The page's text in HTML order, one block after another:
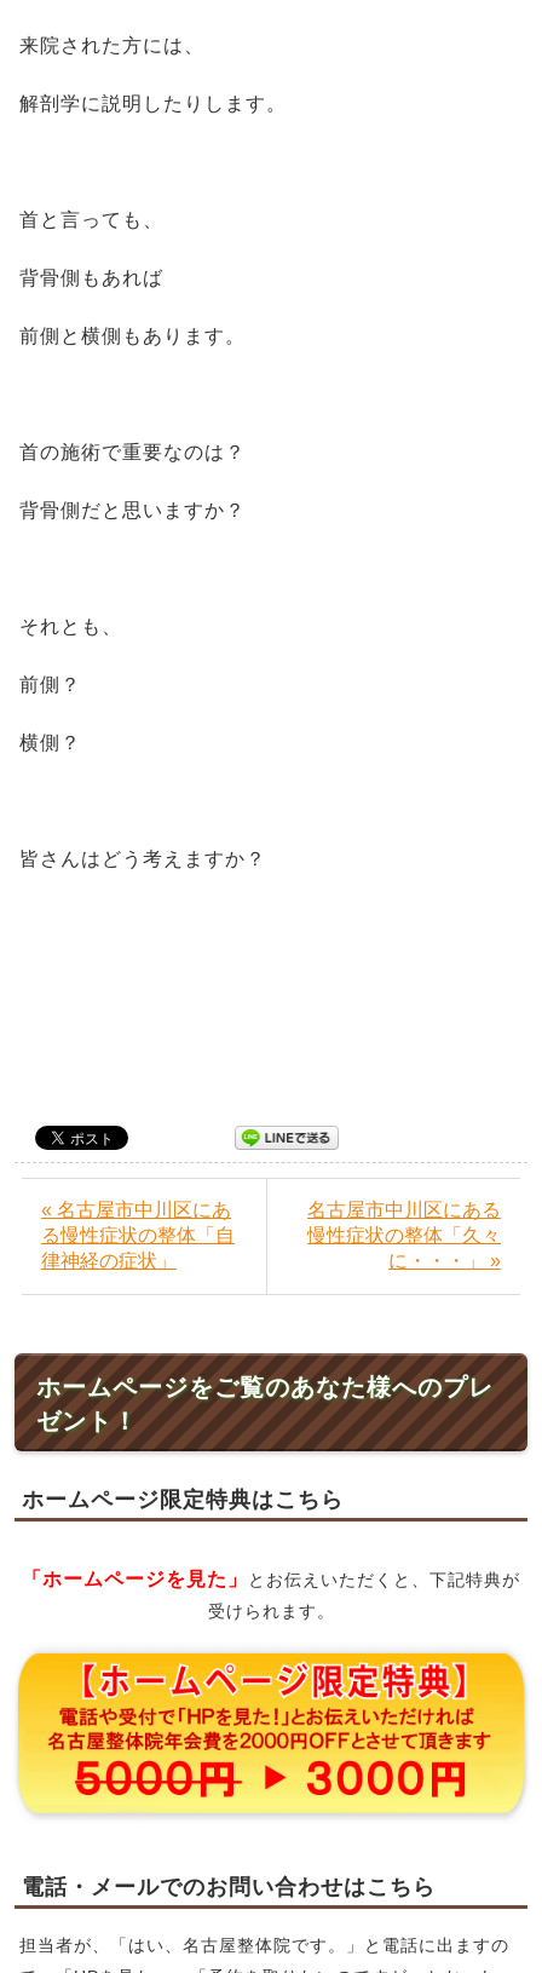
来院された方には、
解剖学に説明したりします。
首と言っても、
背骨側もあれば
前側と横側もあります。
首の施術で重要なのは？
背骨側だと思いますか？
それとも、
前側？
横側？
皆さんはどう考えますか？
« 名古屋市中川区にあ
る慢性症状の整体「自
律神経の症状」
名古屋市中川区にある
慢性症状の整体「久々
に・・・」 »
ホームページをご覧のあなた様へのプレ
ゼント！
ホームページ限定特典はこちら
「ホームページを見た」
とお伝えいただくと、下記特典が
受けられます。
電話・メールでのお問い合わせはこちら
担当者が、「はい、名古屋整体院です。」と電話に出ますの